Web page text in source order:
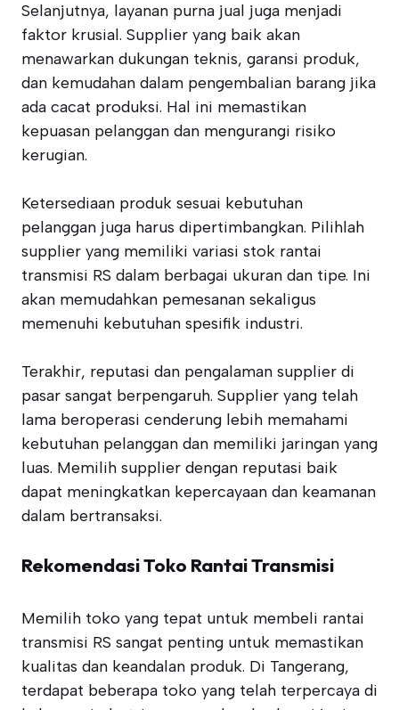
Selanjutnya, layanan purna jual juga menjadi
faktor krusial. Supplier yang baik akan
menawarkan dukungan teknis, garansi produk,
dan kemudahan dalam pengembalian barang jika
ada cacat produksi. Hal ini memastikan
kepuasan pelanggan dan mengurangi risiko
kerugian.
Ketersediaan produk sesuai kebutuhan
pelanggan juga harus dipertimbangkan. Pilihlah
supplier yang memiliki variasi stok rantai
transmisi RS dalam berbagai ukuran dan tipe. Ini
akan memudahkan pemesanan sekaligus
memenuhi kebutuhan spesifik industri.
Terakhir, reputasi dan pengalaman supplier di
pasar sangat berpengaruh. Supplier yang telah
lama beroperasi cenderung lebih memahami
kebutuhan pelanggan dan memiliki jaringan yang
luas. Memilih supplier dengan reputasi baik
dapat meningkatkan kepercayaan dan keamanan
dalam bertransaksi.
Rekomendasi Toko Rantai Transmisi
Memilih toko yang tepat untuk membeli rantai
transmisi RS sangat penting untuk memastikan
kualitas dan keandalan produk. Di Tangerang,
terdapat beberapa toko yang telah terpercaya di